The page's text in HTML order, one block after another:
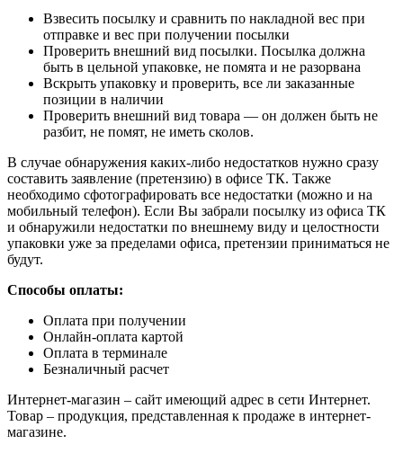
Взвесить посылку и сравнить по накладной вес при
отправке и вес при получении посылки
Проверить внешний вид посылки. Посылка должна
быть в цельной упаковке, не помята и не разорвана
Вскрыть упаковку и проверить, все ли заказанные
позиции в наличии
Проверить внешний вид товара — он должен быть не
разбит, не помят, не иметь сколов.
В случае обнаружения каких-либо недостатков нужно сразу
составить заявление (претензию) в офисе ТК. Также
необходимо сфотографировать все недостатки (можно и на
мобильный телефон). Если Вы забрали посылку из офиса ТК
и обнаружили недостатки по внешнему виду и целостности
упаковки уже за пределами офиса, претензии приниматься не
будут.
Способы оплаты:
Оплата при получении
Онлайн-оплата картой
Оплата в терминале
Безналичный расчет
Интернет-магазин – сайт имеющий адрес в сети Интернет.
Товар – продукция, представленная к продаже в интернет-
магазине.